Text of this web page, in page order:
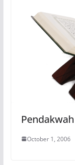
October 1, 2006